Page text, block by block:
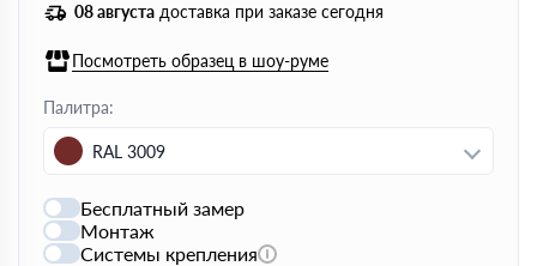
08 августа доставка при заказе сегодня
Посмотреть образец в шоу-руме
Палитра:
RAL 3009
Бесплатный замер
Монтаж
Системы крепления